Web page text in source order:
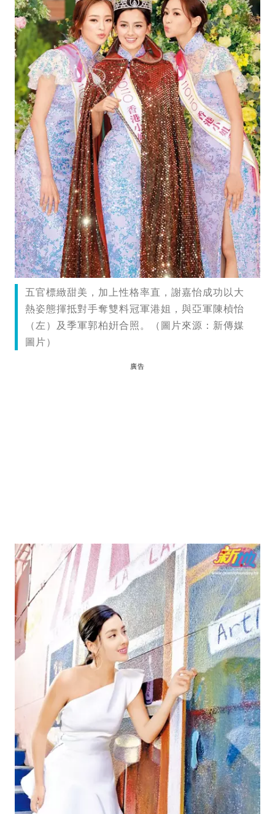
五官標緻甜美，加上性格率直，謝嘉怡成功以大
熱姿態揮抵對手奪雙料冠軍港姐，與亞軍陳楨怡
（左）及季軍郭柏姸合照。（圖片來源：新傳媒
圖片）
廣告